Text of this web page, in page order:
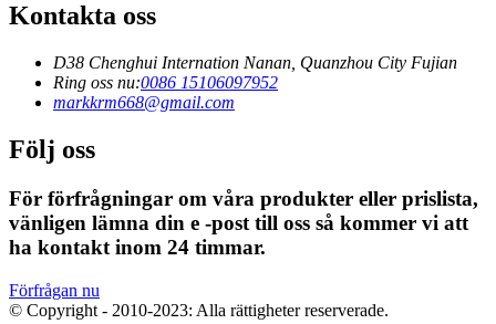
Kontakta oss
D38 Chenghui Internation Nanan, Quanzhou City Fujian
Ring oss nu:0086 15106097952
markkrm668@gmail.com
Följ oss
För förfrågningar om våra produkter eller prislista,
vänligen lämna din e -post till oss så kommer vi att
ha kontakt inom 24 timmar.
Förfrågan nu
© Copyright - 2010-2023: Alla rättigheter reserverade.